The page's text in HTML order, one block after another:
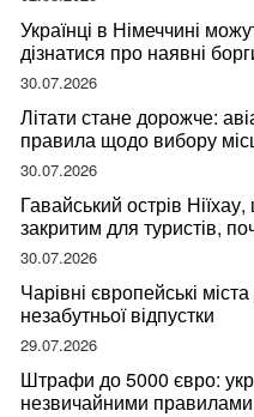
Українці в Німеччині
дізнатися про наявні
30.07.2026
Літати стане дорожче:
правила щодо вибору
30.07.2026
Гавайський острів
закритим для туристів,
відвідувачів
30.07.2026
Чарівні європейські
незабутньої відпустки
29.07.2026
Штрафи до 5000 євро:
незвичайними правилами